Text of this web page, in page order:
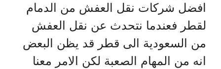
افضل شركات نقل العفش من الدمام
لقطر فعندما نتحدث عن نقل العفش
من السعودية الى قطر قد يظن البعض
انه من المهام الصعبة لكن الامر معنا